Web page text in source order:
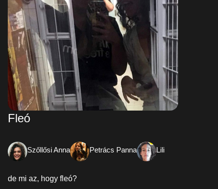
Fleó
Szőllősi Anna Petrács Panna Lili
de mi az, hogy fleó?